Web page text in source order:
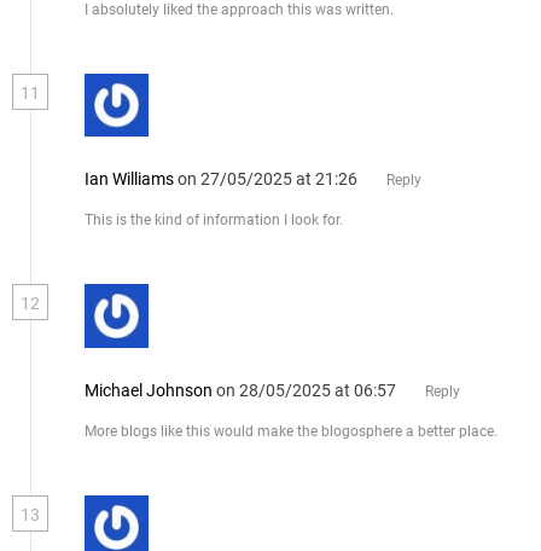
I absolutely liked the approach this was written.
11
Ian Williamson 27/05/2025 at 21:26 Reply
This is the kind of information I look for.
12
Michael Johnson on 28/05/2025 at 06:57 Reply
More blogs like this would make the blogosphere a better place.
13